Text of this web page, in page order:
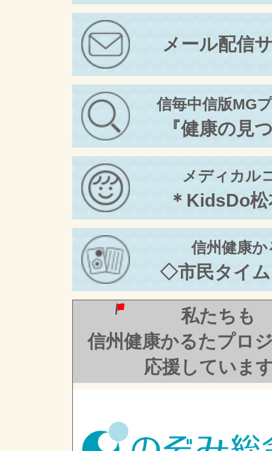
メール配信
信毎中信版MG
『健康の見
メディカル
＊KidsDo
信州健康
◇市民タイ
私たちも
信州健康かるたプロ
応援していま